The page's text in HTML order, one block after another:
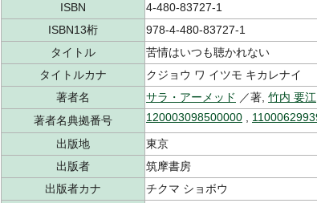
ISBN
4-480-83727-1
ISBN13桁
978-4-480-83727-1
タイトル
苦情はいつも聴かれない
タイトルカナ
クジョウ ワ イツモ キカレナイ
著者名
サラ・アーメッド ／著, 竹内 要江
著者名典拠番号
120003098500000
出版地
東京
出版者
筑摩書房
出版者カナ
チクマ ショボウ